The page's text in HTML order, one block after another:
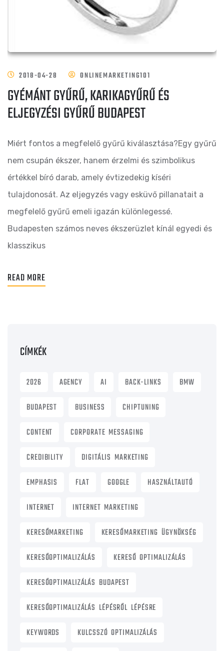
2018-04-28 ONLINEMARKETING101
GYÉMÁNT GYŰRŰ, KARIKAGYŰRŰ ÉS
ELJEGYZÉSI GYŰRŰ BUDAPEST
Miért fontos a megfelelő gyűrű kiválasztása?Egy gyűrű
nem csupán ékszer, hanem érzelmi és szimbolikus
értékkel bíró darab, amely évtizedekig kíséri
tulajdonosát. Az eljegyzés vagy esküvő pillanatait a
megfelelő gyűrű emeli igazán különlegessé.
Budapesten számos neves ékszerüzlet kínál egyedi és
klasszikus
READ MORE
CÍMKÉK
2026 AGENCY AI BACK-LINKS
BMW
BUDAPEST
BUSINESS
CHIPTUNING
CONTENT
CORPORATE MESSAGING
CREDIBILITY
DIGITÁLIS MARKETING
EMPHASIS
FLAT GOOGLE
HASZNÁLTAUTÓ
INTERNET
INTERNET MARKETING
KERESŐMARKETING
KERESŐMARKETING ÜGYNÖKSÉG
KERESŐOPTIMALIZÁLÁS
KERESŐ OPTIMALIZÁLÁS
KERESŐOPTIMALIZÁLÁS BUDAPEST
KERESŐOPTIMALIZÁLÁS LÉPÉSRŐL LÉPÉSRE
KEYWORDS
KULCSSZÓ OPTIMALIZÁLÁS